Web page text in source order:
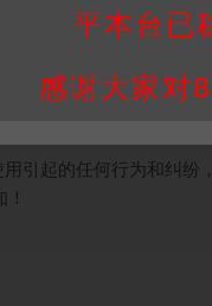
受本条约约束，并遵守所
关版权或权利人。如有
天内下架相关剧本攻略
积分为本站收取的赞助
引起的任何行为和纠纷
平本台已
感谢大家对